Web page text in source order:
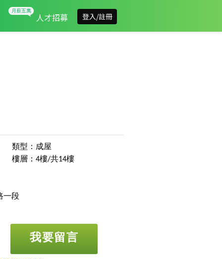
人才招募 登入/註冊
類型：成屋
樓層：4樓/共14樓
一段
我要留言